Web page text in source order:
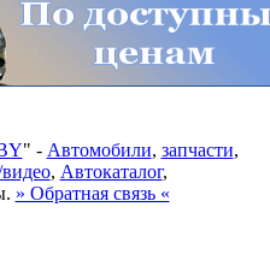
" - Автомобили, запчасти,
, Автокаталог,
» Обратная связь «